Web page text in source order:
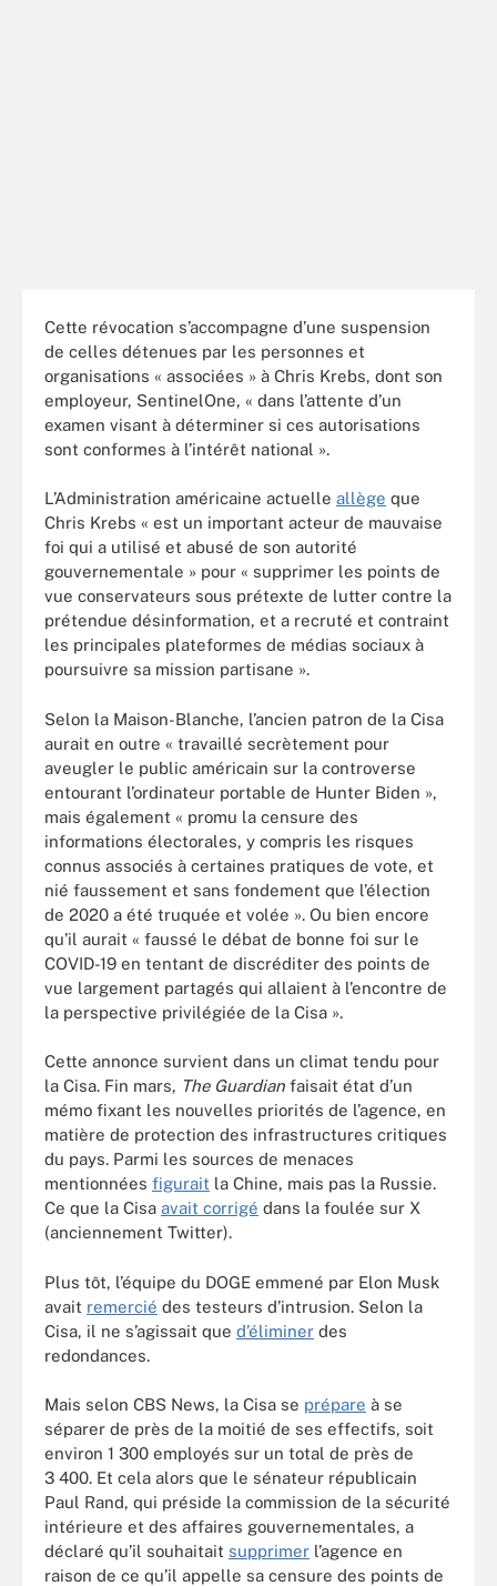
Cette révocation s’accompagne d’une suspension
de celles détenues par les personnes et
organisations « associées » à Chris Krebs, dont son
employeur, SentinelOne, « dans l’attente d’un
examen visant à déterminer si ces autorisations
sont conformes à l’intérêt national ».
L’Administration américaine actuelle allège que
Chris Krebs « est un important acteur de mauvaise
foi qui a utilisé et abusé de son autorité
gouvernementale » pour « supprimer les points de
vue conservateurs sous prétexte de lutter contre la
prétendue désinformation, et a recruté et contraint
les principales plateformes de médias sociaux à
poursuivre sa mission partisane ».
Selon la Maison-Blanche, l’ancien patron de la Cisa
aurait en outre « travaillé secrètement pour
aveugler le public américain sur la controverse
entourant l’ordinateur portable de Hunter Biden »,
mais également « promu la censure des
informations électorales, y compris les risques
connus associés à certaines pratiques de vote, et
nié faussement et sans fondement que l’élection
de 2020 a été truquée et volée ». Ou bien encore
qu’il aurait « faussé le débat de bonne foi sur le
COVID-19 en tentant de discréditer des points de
vue largement partagés qui allaient à l’encontre de
la perspective privilégiée de la Cisa ».
Cette annonce survient dans un climat tendu pour
la Cisa. Fin mars, The Guardian faisait état d’un
mémo fixant les nouvelles priorités de l’agence, en
matière de protection des infrastructures critiques
du pays. Parmi les sources de menaces
mentionnées figurait la Chine, mais pas la Russie.
Ce que la Cisa avait corrigé dans la foulée sur X
(anciennement Twitter).
Plus tôt, l’équipe du DOGE emmené par Elon Musk
avait remercié des testeurs d’intrusion. Selon la
Cisa, il ne s’agissait que d’éliminer des
redondances.
Mais selon CBS News, la Cisa se prépare à se
séparer de près de la moitié de ses effectifs, soit
environ 1 300 employés sur un total de près de
3 400. Et cela alors que le sénateur républicain
Paul Rand, qui préside la commission de la sécurité
intérieure et des affaires gouvernementales, a
déclaré qu’il souhaitait supprimer l’agence en
raison de ce qu’il appelle sa censure des points de